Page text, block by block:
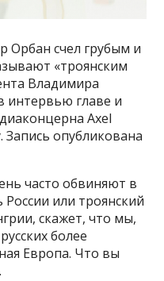
Орбан счел грубым и
«троянским
Владимира
интервью главе и
Axel
опубликована
часто обвиняют в
или троянский
скажет, что мы,
более
Европа. Что вы